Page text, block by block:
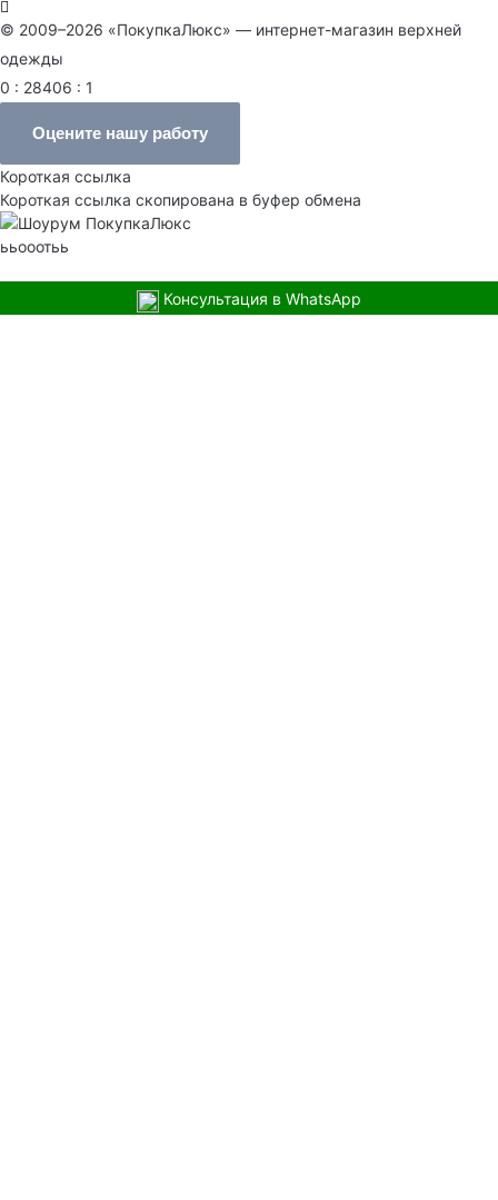
© 2009–2026 «ПокупкаЛюкс» — интернет-магазин верхней
одежды
0 : 28406 : 1
Оцените нашу работу
Короткая ссылка
Короткая ссылка скопирована в буфер обмена
ььооотьь
Консультация в WhatsApp